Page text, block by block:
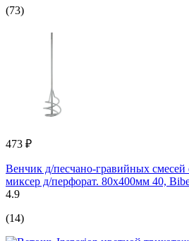
(73)
473 ₽
Венчик д/песчано-гравийных смесей
миксер д/перфорат. 80x400мм 40,
4.9
(14)